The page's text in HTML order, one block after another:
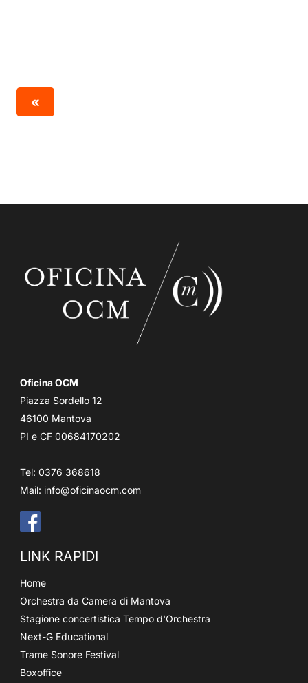
«
Oficina OCM
Piazza Sordello 12
46100 Mantova
PI e CF 00684170202
Tel: 0376 368618
Mail: info@oficinaocm.com
LINK RAPIDI
Home
Orchestra da Camera di Mantova
Stagione concertistica Tempo d'Orchestra
Next-G Educational
Trame Sonore Festival
Boxoffice